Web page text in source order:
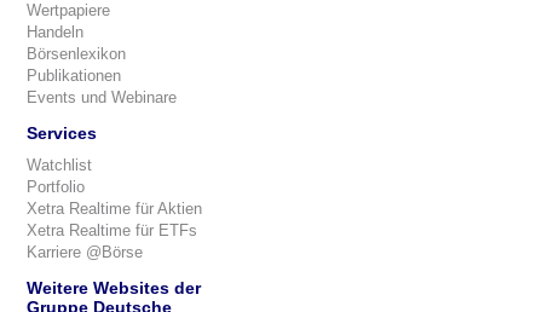
Wertpapiere
Handeln
Börsenlexikon
Publikationen
Events und Webinare
Services
Watchlist
Portfolio
Xetra Realtime für Aktien
Xetra Realtime für ETFs
Karriere @Börse
Weitere Websites der
Gruppe Deutsche